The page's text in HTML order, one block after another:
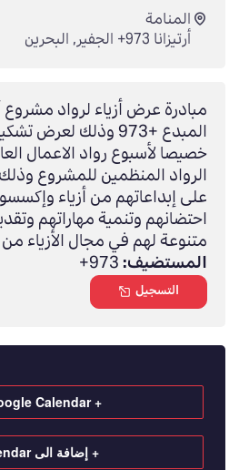
المنامة
أرتيزانا 973+ الجفير ,البحرين
مبادرة عرض أزياء لرواد مشروع
المبدع +973 وذلك
خصيصا لأسبوع رواد الاعمال
الرواد المنظمين للمشروع
على إبداعاتهم من أزياء
احتضانهم وتنمية مهاراتهم
متنوعة لهم في مجال الأزياء
المستضيف:973+
التسجيل
+ Google Calendar
+ إضافة الى iCalendar